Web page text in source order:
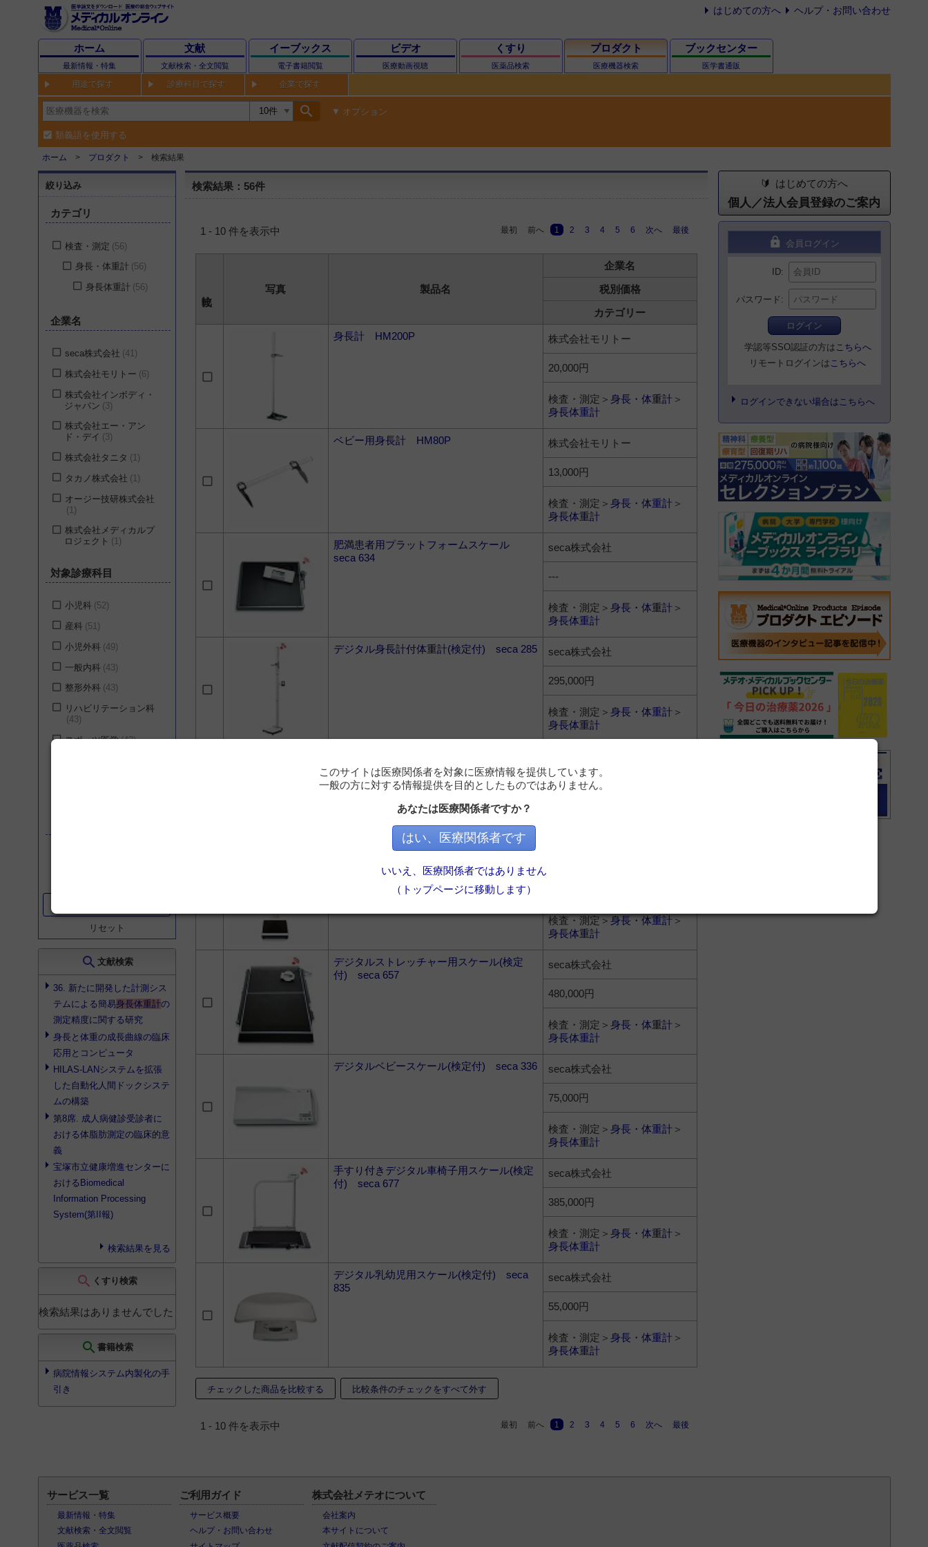
はじめての方へ ヘルプ・お問い合わせ
ホーム
最新情報・特集
文献
文献検索・全文閲覧
イーブックス
電子書籍閲覧
ビデオ
医療動画視聴
くすり
医薬品検索
プロダクト
医療機器検索
ブックセンター
医学書通販
用途で探す 診療科目で探す 企業で探す
search オプション
類義語を使用する
ホーム プロダクト 検索結果
絞り込み
カテゴリ
検査・測定 56
身長・体重計 56
身長体重計 56
企業名
seca株式会社 41
株式会社モリトー 6
株式会社インボディ・
ジャパン 3
株式会社エー・アン
ド・デイ
3
株式会社タニタ 1
タカノ株式会社 1
オージー技研株式会社
1
株式会社メディカルプ
ロジェクト
1
対象診療科目
小児科 52
産科 51
小児外科 49
一般内科 43
整形外科 43
リハビリテーション科
43
スポーツ医学 43
一般外科 39
消化器外科
39
呼吸器外科 39
脳神経外科 39
39
眼科 39
泌尿器科 39
歯科・口腔外科
救急医学科 39
神経内科
血液内科 38
心療内科 38
乳腺・内分泌外科
38
形成外科 38
婦人科 38
38
精神・神経科 38
放射線科
38
麻酔科
38
38
漢方医学 38
獣医関係） 4
リセット
search 文献検索
36. 新たに開発した計測シス
テムによる簡易身長体重計の
測定精度に関する研究
身長と体重の成長曲線の臨床
応用とコンピュータ
HILAS-LANシステムを拡張
した自動化人間ドックシステ
ムの構築
第8席. 成人病健診受診者に
おける体脂肪測定の臨床的意
義
宝塚市立健康増進センターに
おけるBiomedical
Information Processing
System(第II報)
検索結果を見る
search くすり検索
検索結果はありませんでした
search 書籍検索
病院情報システム内製化の手
引き
検索結果：56件
1 - 10 件を表示中 最初 前へ 1 2 3 4 5 6 次へ 最後
写真 製品名
企業名
税別価格
カテゴリー
身長計 HM200P
株式会社モリトー
20,000円
検査・測定＞ 身長・体重計 ＞
身長体重計
ベビー用身長計 HM80P 株式会社モリトー
13,000円
検査・測定＞ 身長・体重計 ＞
身長体重計
肥満患者用プラットフォームスケール
seca 634
seca株式会社
---
検査・測定＞ 身長・体重計 ＞
身長体重計
デジタル身長計付体重計(検定付) seca 285 seca株式会社
295,000円
検査・測定＞ 身長・体重計 ＞
身長体重計
19,500円
検査・測定＞身長・体重計＞
身長体重計
デジタルストレッチャー用スケール(検定
付) seca 657
seca株式会社
480,000円
検査・測定＞ 身長・体重計 ＞
身長体重計
デジタルベビースケール(検定付) seca 336 seca株式会社
75,000円
検査・測定＞ 身長・体重計 ＞
身長体重計
手すり付きデジタル車椅子用スケール(検定
付) seca 677
seca株式会社
385,000円
検査・測定＞ 身長・体重計 ＞
身長体重計
デジタル乳幼児用スケール(検定付) seca
835
seca株式会社
55,000円
検査・測定＞ 身長・体重計 ＞
身長体重計
チェックした商品を比較する 比較条件のチェックをすべて外す
1 - 10 件を表示中 最初 前へ 1 2 3 4 5 6 次へ 最後
はじめての方へ
個人／法人会員登録のご案内
lock 会員ログイン
ID
パスワード
ログイン
学認等SSO認証の方は こちらへ
リモートログインは こちらへ
ログインできない場合はこちらへ
サービス一覧
最新情報・特集
文献検索・全文閲覧
ご利用ガイド
サービス概要
ヘルプ・お問い合わせ
株式会社メテオについて
会社案内
本サイトについて
このサイトは医療関係者を対象に医療情報を提供しています。
一般の方に対する情報提供を目的としたものではありません。
あなたは医療関係者ですか？
はい、医療関係者です
いいえ、医療関係者ではありません
（トップページに移動します）